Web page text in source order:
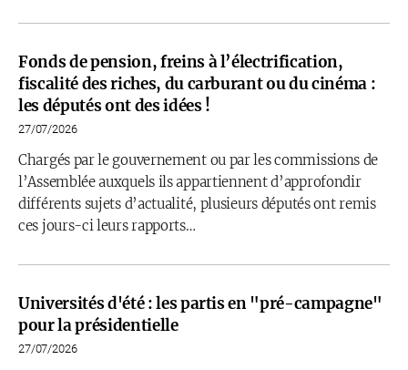
Fonds de pension, freins à l’électrification,
fiscalité des riches, du carburant ou du cinéma :
les députés ont des idées !
27/07/2026
Chargés par le gouvernement ou par les commissions de
l’Assemblée auxquels ils appartiennent d’approfondir
différents sujets d’actualité, plusieurs députés ont remis
ces jours-ci leurs rapports…
Universités d'été : les partis en "pré-campagne"
pour la présidentielle
27/07/2026